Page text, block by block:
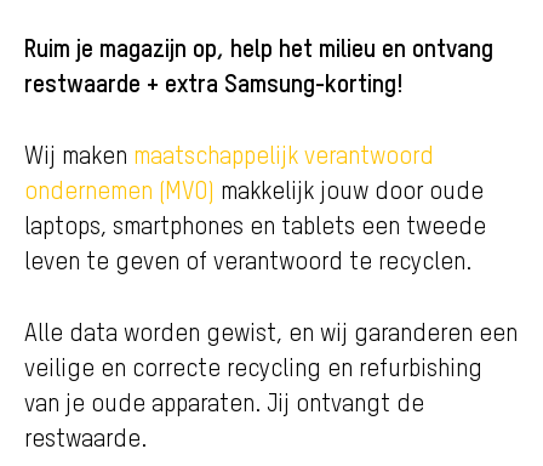
Ruim je magazijn op, help het milieu en ontvang
restwaarde + extra Samsung-korting!
Wij maken maatschappelijk verantwoord
ondernemen (MVO) makkelijk jouw door oude
laptops, smartphones en tablets een tweede
leven te geven of verantwoord te recyclen.
Alle data worden gewist, en wij garanderen een
veilige en correcte recycling en refurbishing
van je oude apparaten. Jij ontvangt de
restwaarde.